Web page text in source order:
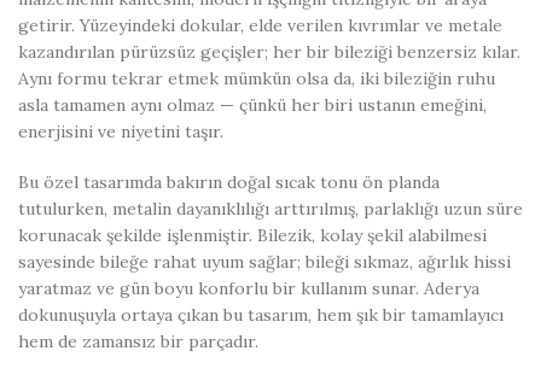
getirir. Yüzeyindeki dokular, elde verilen kıvrımlar ve metale
kazandırılan pürüzsüz geçişler; her bir bileziği benzersiz kılar.
Aynı formu tekrar etmek mümkün olsa da, iki bileziğin ruhu
asla tamamen aynı olmaz — çünkü her biri ustanın emeğini,
enerjisini ve niyetini taşır.
Bu özel tasarımda bakırın doğal sıcak tonu ön planda
tutulurken, metalin dayanıklılığı arttırılmış, parlaklığı uzun süre
korunacak şekilde işlenmiştir. Bilezik, kolay şekil alabilmesi
sayesinde bileğe rahat uyum sağlar; bileği sıkmaz, ağırlık hissi
yaratmaz ve gün boyu konforlu bir kullanım sunar. Aderya
dokunuşuyla ortaya çıkan bu tasarım, hem şık bir tamamlayıcı
hem de zamansız bir parçadır.